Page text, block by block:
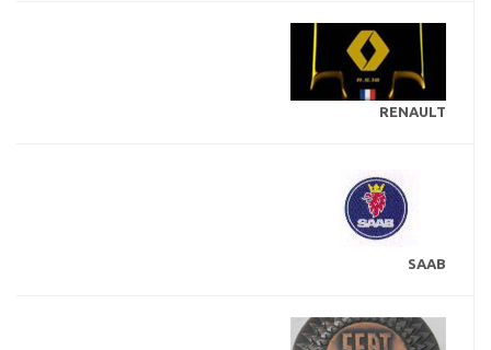
RENAULT
SAAB